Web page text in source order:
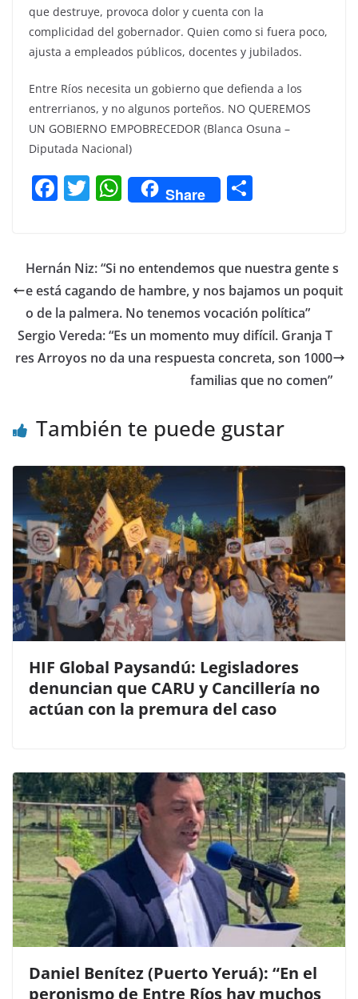
que destruye, provoca dolor y cuenta con la
complicidad del gobernador. Quien como si fuera poco,
ajusta a empleados públicos, docentes y jubilados.
Entre Ríos necesita un gobierno que defienda a los
entrerrianos, y no algunos porteños. NO QUEREMOS
UN GOBIERNO EMPOBRECEDOR (Blanca Osuna –
Diputada Nacional)
F
e
b
o
o
k
T
er
W
h
s
A
p
p
Share
p
ar
tir
Hernán Niz: “Si no entendemos que nuestra gente s
e está cagando de hambre, y nos bajamos un poquit
o de la palmera. No tenemos vocación política”
Sergio Vereda: “Es un momento muy difícil. Granja T
res Arroyos no da una respuesta concreta, son 1000
familias que no comen”
También te puede gustar
HIF Global Paysandú: Legisladores
denuncian que CARU y Cancillería no
actúan con la premura del caso
Daniel Benítez (Puerto Yeruá): “En el
peronismo de Entre Ríos hay muchos